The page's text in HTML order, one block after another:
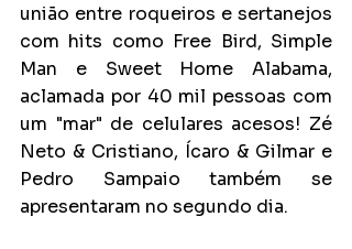
união entre roqueiros e sertanejos
com hits como Free Bird, Simple
Man e Sweet Home Alabama,
aclamada por 40 mil pessoas com
um "mar" de celulares acesos! Zé
Neto & Cristiano, Ícaro & Gilmar e
Pedro Sampaio também se
apresentaram no segundo dia.